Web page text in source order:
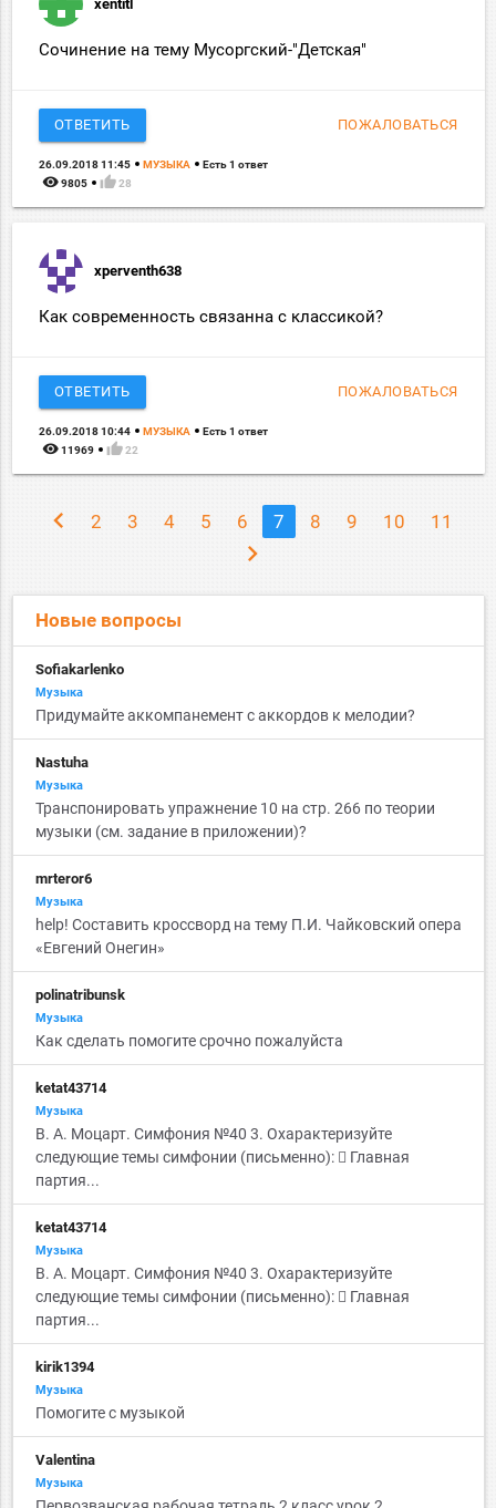
xentitl
Сочинение на тему Мусоргский-"Детская"
ОТВЕТИТЬ ПОЖАЛОВАТЬСЯ
26.09.2018 11:45 МУЗЫКА Есть 1 ответ
remove_red_eye 9805 thumb_up 28
xperventh638
Как современность связанна с классикой?
ОТВЕТИТЬ ПОЖАЛОВАТЬСЯ
26.09.2018 10:44 МУЗЫКА Есть 1 ответ
remove_red_eye 11969 thumb_up 22
chevron_left 2 3 4 5 6 7 8 9 10 11
chevron_right
Новые вопросы
Sofiakarlenko
Музыка
Придумайте аккомпанемент с аккордов к мелодии?
Nastuha
Музыка
Транспонировать упражнение 10 на стр. 266 по теории
музыки (см. задание в приложении)?
mrteror6
Музыка
help! Составить кроссворд на тему П.И. Чайковский опера
«Евгений Онегин»​​​​​​​
polinatribunsk
Музыка
Как сделать помогите срочно пожалуйста
ketat43714
Музыка
В. А. Моцарт. Симфония №40 3. Охарактеризуйте
следующие темы симфонии (письменно):  Главная
партия...
ketat43714
Музыка
В. А. Моцарт. Симфония №40 3. Охарактеризуйте
следующие темы симфонии (письменно):  Главная
партия...
kirik1394
Музыка
Помогите с музыкой
Valentina
Музыка